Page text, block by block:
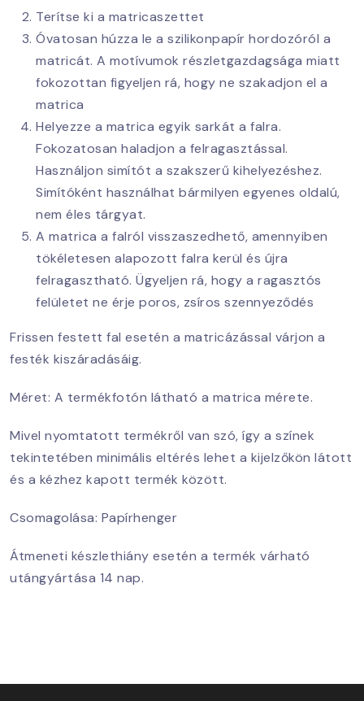
Terítse ki a matricaszettet
Óvatosan húzza le a szilikonpapír hordozóról a
matricát. A motívumok részletgazdagsága miatt
fokozottan figyeljen rá, hogy ne szakadjon el a
matrica
Helyezze a matrica egyik sarkát a falra.
Fokozatosan haladjon a felragasztással.
Használjon simítót a szakszerű kihelyezéshez.
Simítóként használhat bármilyen egyenes oldalú,
nem éles tárgyat.
A matrica a falról visszaszedhető, amennyiben
tökéletesen alapozott falra kerül és újra
felragasztható. Ügyeljen rá, hogy a ragasztós
felületet ne érje poros, zsíros szennyeződés
Frissen festett fal esetén a matricázással várjon a
festék kiszáradásáig.
Méret: A termékfotón látható a matrica mérete.
Mivel nyomtatott termékről van szó, így a színek
tekintetében minimális eltérés lehet a kijelzőkön látott
és a kézhez kapott termék között.
Csomagolása: Papírhenger
Átmeneti készlethiány esetén a termék várható
utángyártása 14 nap.